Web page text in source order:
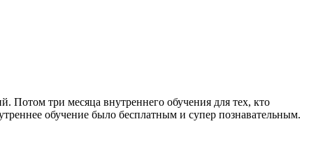
Потом три месяца внутреннего обучения для тех, кто
обучение было бесплатным и супер познавательным.